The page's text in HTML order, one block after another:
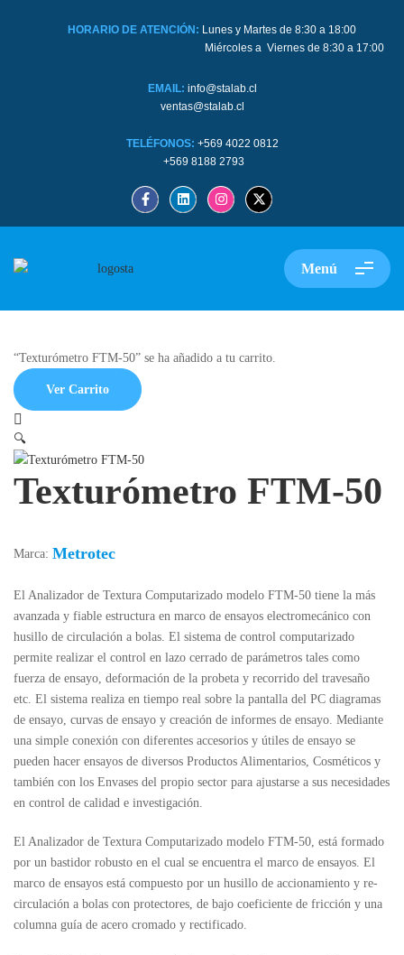
HORARIO DE ATENCIÓN: Lunes y Martes de 8:30 a 18:00
Miércoles a Viernes de 8:30 a 17:00
EMAIL: info@stalab.cl
ventas@stalab.cl
TELÉFONOS:+569 4022 0812
+569 8188 2793
Menú
“Texturómetro FTM-50” se ha añadido a tu carrito.
Ver Carrito
🔍
Texturómetro FTM-50
Marca: Metrotec
El Analizador de Textura Computarizado modelo FTM-50 tiene la más
avanzada y fiable estructura en marco de ensayos electromecánico con
husillo de circulación a bolas. El sistema de control computarizado
permite realizar el control en lazo cerrado de parámetros tales como
fuerza de ensayo, deformación de la probeta y recorrido del travesaño
etc. El sistema realiza en tiempo real sobre la pantalla del PC diagramas
de ensayo, curvas de ensayo y creación de informes de ensayo. Mediante
una simple conexión con diferentes accesorios y útiles de ensayo se
pueden hacer ensayos de diversos Productos Alimentarios, Cosméticos y
también con los Envases del propio sector para ajustarse a sus necesidades
en control de calidad e investigación.
El Analizador de Textura Computarizado modelo FTM-50, está formado
por un bastidor robusto en el cual se encuentra el marco de ensayos. El
marco de ensayos está compuesto por un husillo de accionamiento y re-
circulación a bolas con protectores, de bajo coeficiente de fricción y una
columna guía de acero cromado y rectificado.